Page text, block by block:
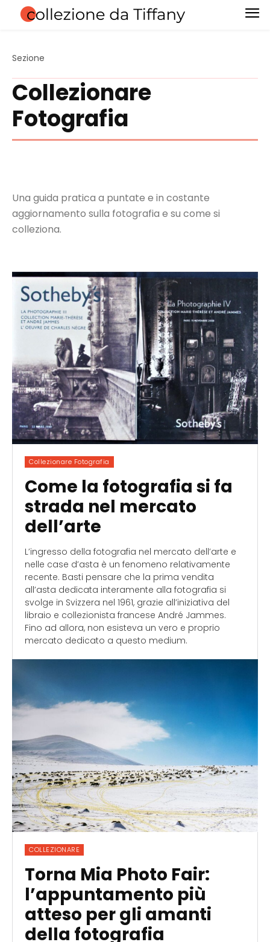
Sezione
Collezionare
Fotografia
Una guida pratica a puntate e in costante
aggiornamento sulla fotografia e su come si
colleziona.
Collezionare Fotografia
Come la fotografia si fa
strada nel mercato
dell’arte
L’ingresso della fotografia nel mercato dell’arte e
nelle case d’asta è un fenomeno relativamente
recente. Basti pensare che la prima vendita
all’asta dedicata interamente alla fotografia si
svolge in Svizzera nel 1961, grazie all’iniziativa del
libraio e collezionista francese André Jammes.
Fino ad allora, non esisteva un vero e proprio
mercato dedicato a questo medium.
COLLEZIONARE
Torna Mia Photo Fair:
l’appuntamento più
atteso per gli amanti
della fotografia